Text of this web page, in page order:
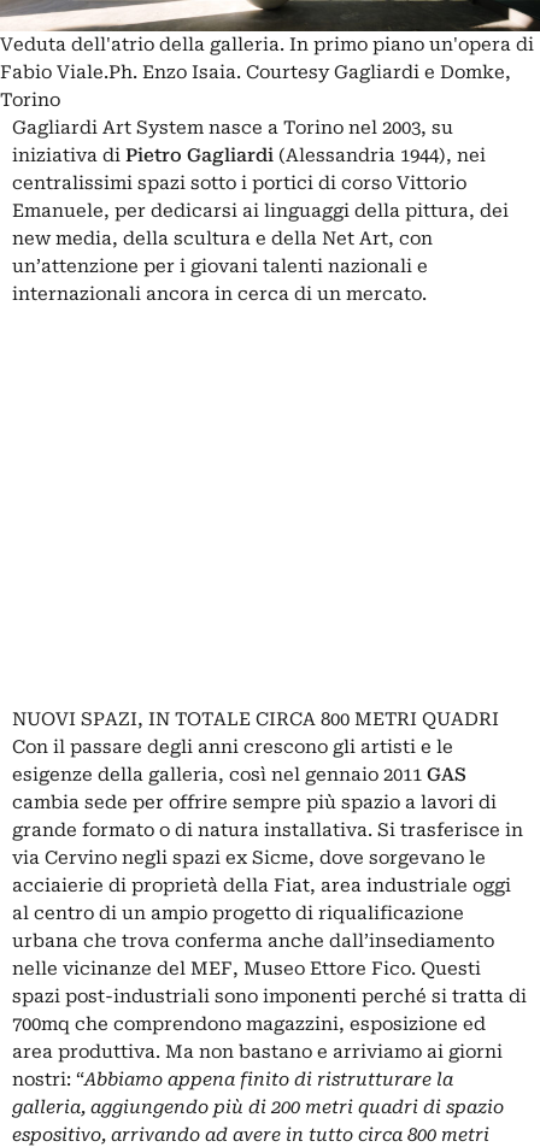
Veduta dell'atrio della galleria. In primo piano un'opera di
Fabio Viale.Ph. Enzo Isaia. Courtesy Gagliardi e Domke,
Torino
Gagliardi Art System nasce a Torino nel 2003, su
iniziativa di Pietro Gagliardi (Alessandria 1944), nei
centralissimi spazi sotto i portici di corso Vittorio
Emanuele, per dedicarsi ai linguaggi della pittura, dei
new media, della scultura e della Net Art, con
un’attenzione per i giovani talenti nazionali e
internazionali ancora in cerca di un mercato.
NUOVI SPAZI, IN TOTALE CIRCA 800 METRI QUADRI
Con il passare degli anni crescono gli artisti e le
esigenze della galleria, così nel gennaio 2011 GAS
cambia sede per offrire sempre più spazio a lavori di
grande formato o di natura installativa. Si trasferisce in
via Cervino negli spazi ex Sicme, dove sorgevano le
acciaierie di proprietà della Fiat, area industriale oggi
al centro di un ampio progetto di riqualificazione
urbana che trova conferma anche dall’insediamento
nelle vicinanze del MEF, Museo Ettore Fico. Questi
spazi post-industriali sono imponenti perché si tratta di
700mq che comprendono magazzini, esposizione ed
area produttiva. Ma non bastano e arriviamo ai giorni
nostri: “Abbiamo appena finito di ristrutturare la
galleria, aggiungendo più di 200 metri quadri di spazio
espositivo, arrivando ad avere in tutto circa 800 metri